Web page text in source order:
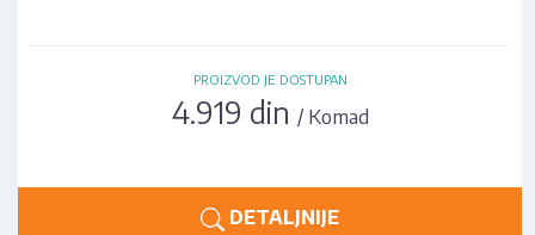
PROIZVOD JE DOSTUPAN
4.919 din / Komad
DETALJNIJE